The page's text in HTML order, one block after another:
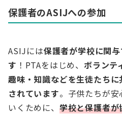
保護者のASIJへの参加
ASIJには保護者が学校に関
す ！PTAをはじめ、 ボランテ
趣味・知識などを生徒たち
されています。子供たちが
いくために、 学校と保護者が